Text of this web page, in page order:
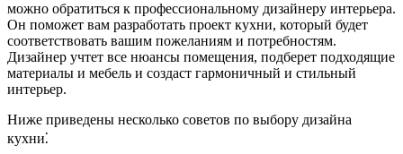
можно обратиться к профессиональному дизайнеру интерьера.
Он поможет вам разработать проект кухни, который будет
соответствовать вашим пожеланиям и потребностям.
Дизайнер учтет все нюансы помещения, подберет подходящие
материалы и мебель и создаст гармоничный и стильный
интерьер.
Ниже приведены несколько советов по выбору дизайна
кухни⁚